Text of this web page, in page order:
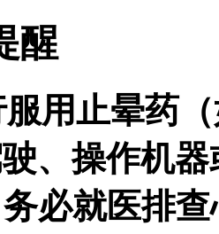
醒
服用止晕药
、操作机
必就医排